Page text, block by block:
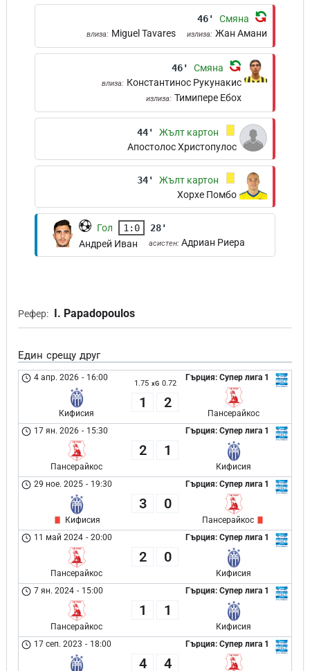
46' Смяна
влиза: Miguel Tavares излиза: Жан Амани
46' Смяна
влиза: Константинос Рукунакис
излиза: Тимипере Ебох
44'
Жълт картон
Апостолос Христопулос
34'
Жълт картон
Хорхе Помбо
Гол 1:0
28'
Андрей Иван
асистен: Адриан Риера
Рефер: I. Papadopoulos
Един срещу друг
Гърция: Супер лига 1
4 апр. 2026 - 16:00
Кифисия
1.75 xG 0.72
1 2
Пансерайкос
Гърция: Супер лига 1
17 ян. 2026 - 15:30
Пансерайкос
2 1
Кифисия
Гърция: Супер лига 1
29 ное. 2025 - 19:30
Кифисия
3 0
Пансерайкос
Гърция: Супер лига 1
11 май 2024 - 20:00
Пансерайкос
2 0
Кифисия
Гърция: Супер лига 1
7 ян. 2024 - 15:00
Пансерайкос
1 1
Кифисия
Гърция: Супер лига 1
17 сеп. 2023 - 18:00
4 4